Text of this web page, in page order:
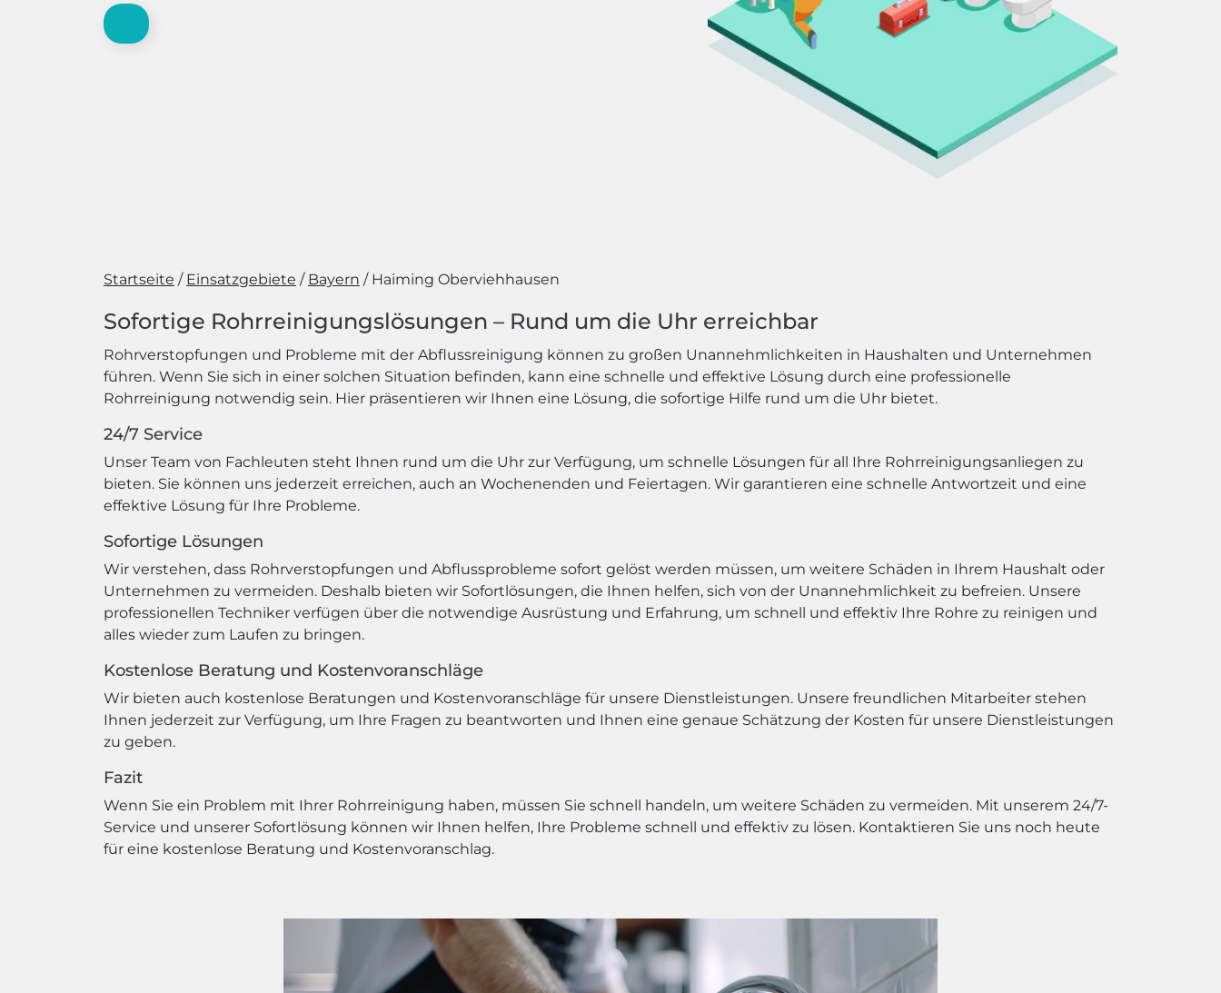
Startseite Einsatzgebiete Bayern Haiming Oberviehhausen
Sofortige Rohrreinigungslösungen – Rund um die Uhr erreichbar
Rohrverstopfungen und Probleme mit der Abflussreinigung können zu großen Unannehmlichkeiten in Haushalten und Unternehmen
führen. Wenn Sie sich in einer solchen Situation befinden, kann eine schnelle und effektive Lösung durch eine professionelle
Rohrreinigung notwendig sein. Hier präsentieren wir Ihnen eine Lösung, die sofortige Hilfe rund um die Uhr bietet.
24/7 Service
Unser Team von Fachleuten steht Ihnen rund um die Uhr zur Verfügung, um schnelle Lösungen für all Ihre Rohrreinigungsanliegen zu
bieten. Sie können uns jederzeit erreichen, auch an Wochenenden und Feiertagen. Wir garantieren eine schnelle Antwortzeit und eine
effektive Lösung für Ihre Probleme.
Sofortige Lösungen
Wir verstehen, dass Rohrverstopfungen und Abflussprobleme sofort gelöst werden müssen, um weitere Schäden in Ihrem Haushalt oder
Unternehmen zu vermeiden. Deshalb bieten wir Sofortlösungen, die Ihnen helfen, sich von der Unannehmlichkeit zu befreien. Unsere
professionellen Techniker verfügen über die notwendige Ausrüstung und Erfahrung, um schnell und effektiv Ihre Rohre zu reinigen und
alles wieder zum Laufen zu bringen.
Kostenlose Beratung und Kostenvoranschläge
Wir bieten auch kostenlose Beratungen und Kostenvoranschläge für unsere Dienstleistungen. Unsere freundlichen Mitarbeiter stehen
Ihnen jederzeit zur Verfügung, um Ihre Fragen zu beantworten und Ihnen eine genaue Schätzung der Kosten für unsere Dienstleistungen
zu geben.
Fazit
Wenn Sie ein Problem mit Ihrer Rohrreinigung haben, müssen Sie schnell handeln, um weitere Schäden zu vermeiden. Mit unserem 24/7-
Service und unserer Sofortlösung können wir Ihnen helfen, Ihre Probleme schnell und effektiv zu lösen. Kontaktieren Sie uns noch heute
für eine kostenlose Beratung und Kostenvoranschlag.